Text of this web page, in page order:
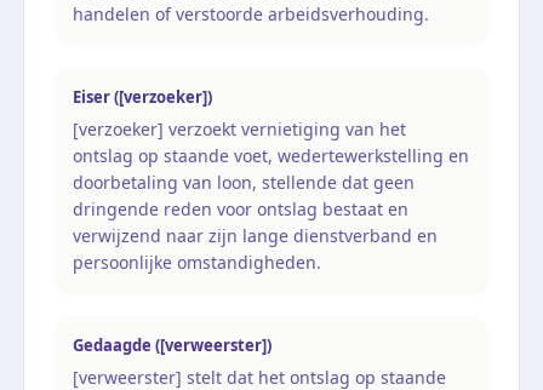
handelen of verstoorde arbeidsverhouding.
Eiser ([verzoeker])
[verzoeker] verzoekt vernietiging van het
ontslag op staande voet, wedertewerkstelling en
doorbetaling van loon, stellende dat geen
dringende reden voor ontslag bestaat en
verwijzend naar zijn lange dienstverband en
persoonlijke omstandigheden.
Gedaagde ([verweerster])
[verweerster] stelt dat het ontslag op staande